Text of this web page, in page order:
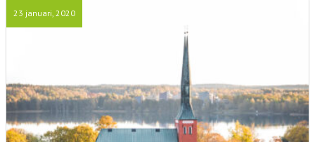
23 januari, 2020